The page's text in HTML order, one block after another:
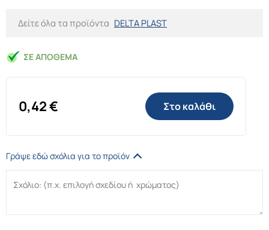
Δείτε όλα τα προϊόντα DELTA PLAST
ΣΕ ΑΠΌΘΕΜΑ
0,42€ Στο καλάθι
Γράψε εδώ σχόλια για το προϊόν